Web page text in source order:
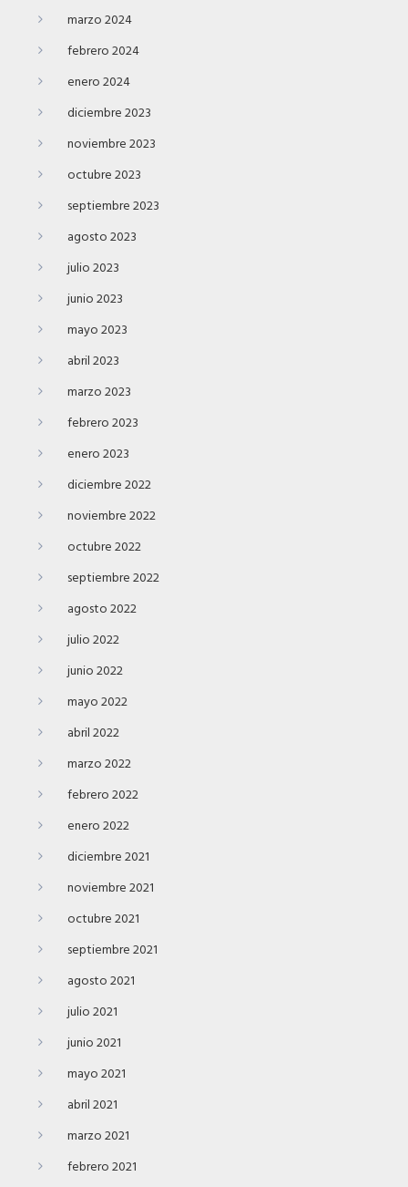
marzo 2024
febrero 2024
enero 2024
diciembre 2023
noviembre 2023
octubre 2023
septiembre 2023
agosto 2023
julio 2023
junio 2023
mayo 2023
abril 2023
marzo 2023
febrero 2023
enero 2023
diciembre 2022
noviembre 2022
octubre 2022
septiembre 2022
agosto 2022
julio 2022
junio 2022
mayo 2022
abril 2022
marzo 2022
febrero 2022
enero 2022
diciembre 2021
noviembre 2021
octubre 2021
septiembre 2021
agosto 2021
julio 2021
junio 2021
mayo 2021
abril 2021
marzo 2021
febrero 2021